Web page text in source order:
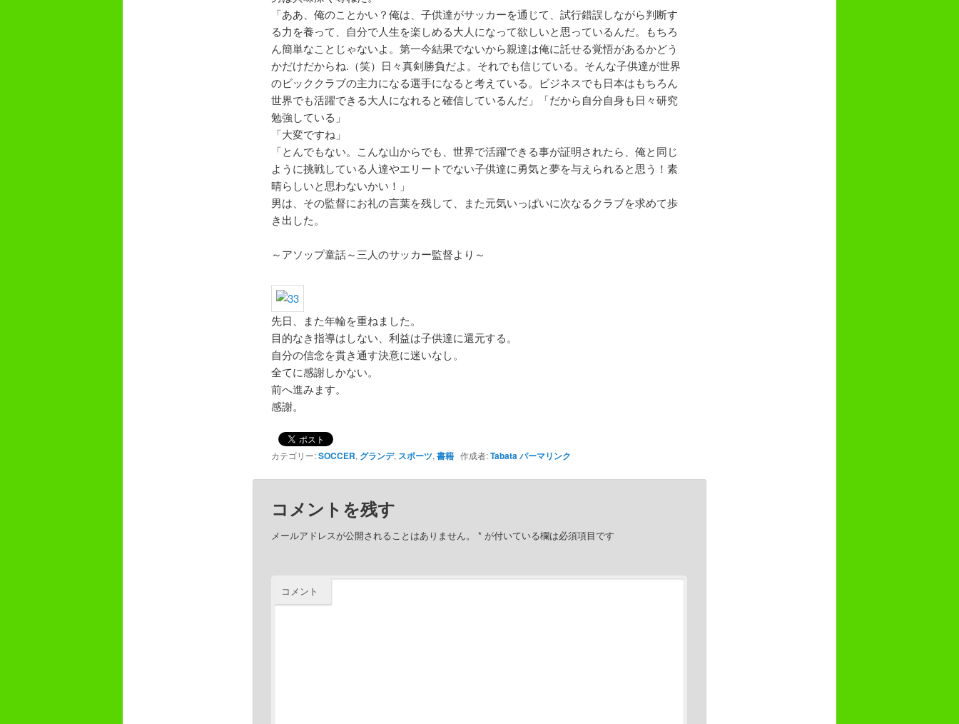
「ああ、俺のことかい？俺は、子供達がサッカーを通じて、試行錯誤しながら判断す
る力を養って、自分で人生を楽しめる大人になって欲しいと思っているんだ。もちろ
ん簡単なことじゃないよ。第一今結果でないから親達は俺に託せる覚悟があるかどう
かだけだからね.（笑）日々真剣勝負だよ。それでも信じている。そんな子供達が世界
のビッククラブの主力になる選手になると考えている。ビジネスでも日本はもちろん
世界でも活躍できる大人になれると確信しているんだ」「だから自分自身も日々研究
勉強している」
「大変ですね」
「とんでもない。こんな山からでも、世界で活躍できる事が証明されたら、俺と同じ
ように挑戦している人達やエリートでない子供達に勇気と夢を与えられると思う！素
晴らしいと思わないかい！」
男は、その監督にお礼の言葉を残して、また元気いっぱいに次なるクラブを求めて歩
き出した。
～アソップ童話～三人のサッカー監督より～
先日、また年輪を重ねました。
目的なき指導はしない、利益は子供達に還元する。
自分の信念を貫き通す決意に迷いなし。
全てに感謝しかない。
前へ進みます。
感謝。
カテゴリー:SOCCER, グランデ, スポーツ, 書籍作成者:Tabataパーマリンク
コメントを残す
メールアドレスが公開されることはありません。 *が付いている欄は必須項目です
コメント